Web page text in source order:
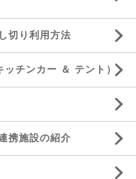
切り利用方法
ッチンカー ＆ テント）
携施設の紹介